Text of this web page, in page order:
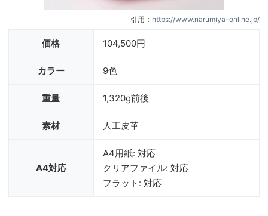
引用： https://www.narumiya-online.jp/
価格 104,500円
カラー 9色
重量 1,320g前後
素材 人工皮革
A4対応
A4用紙: 対応
クリアファイル: 対応
フラット: 対応